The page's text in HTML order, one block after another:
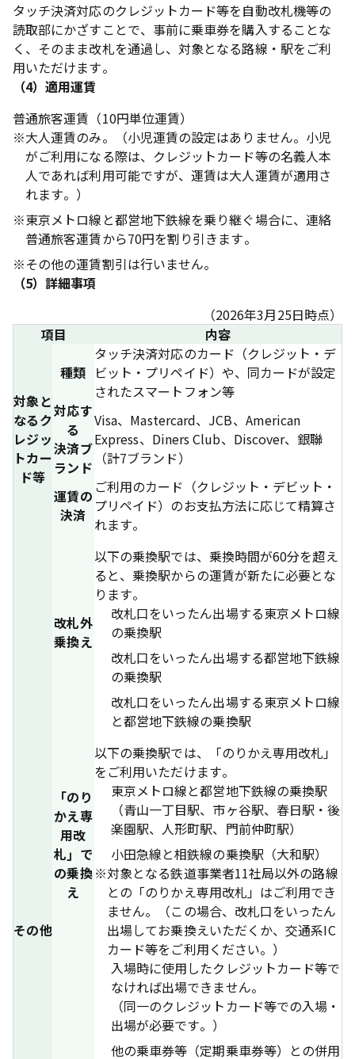
タッチ決済対応のクレジットカード等を自動改札機等の
読取部にかざすことで、事前に乗車券を購入することな
く、そのまま改札を通過し、対象となる路線・駅をご利
用いただけます。
（4）適用運賃
普通旅客運賃（10円単位運賃）
※大人運賃のみ。（小児運賃の設定はありません。小児
がご利用になる際は、クレジットカード等の名義人本
人であれば利用可能ですが、運賃は大人運賃が適用さ
れます。）
※東京メトロ線と都営地下鉄線を乗り継ぐ場合に、連絡
普通旅客運賃から70円を割り引きます。
※その他の運賃割引は行いません。
（5）詳細事項
（2026年3月25日時点）
項目
内容
対象と
なるク
レジッ
トカー
ド等
種類
タッチ決済対応のカード（クレジット・デ
ビット・プリペイド）や、同カードが設定
されたスマートフォン等
対応す
る
決済ブ
ランド
Visa、Mastercard、JCB、American
Express、Diners Club、Discover、銀聯
（計7ブランド）
運賃の
決済
ご利用のカード（クレジット・デビット・
プリペイド）のお支払方法に応じて精算さ
れます。
その他
改札外
乗換え
以下の乗換駅では、乗換時間が60分を超え
ると、乗換駅からの運賃が新たに必要とな
ります。
改札口をいったん出場する東京メトロ線
の乗換駅
改札口をいったん出場する都営地下鉄線
の乗換駅
改札口をいったん出場する東京メトロ線
と都営地下鉄線の乗換駅
「のり
かえ専
用改
札」で
の乗換
え
以下の乗換駅では、「のりかえ専用改札」
をご利用いただけます。
東京メトロ線と都営地下鉄線の乗換駅
（青山一丁目駅、市ヶ谷駅、春日駅・後
楽園駅、人形町駅、門前仲町駅）
小田急線と相鉄線の乗換駅（大和駅）
※対象となる鉄道事業者11社局以外の路線
との「のりかえ専用改札」はご利用でき
ません。（この場合、改札口をいったん
出場してお乗換えいただくか、交通系IC
カード等をご利用ください。）
入場時に使用したクレジットカード等で
なければ出場できません。
（同一のクレジットカード等での入場・
出場が必要です。）
他の乗車券等（定期乗車券等）との併用